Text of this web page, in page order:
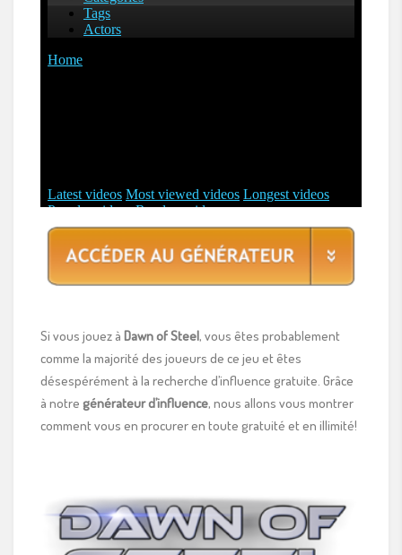
Si vous jouez à Dawn of Steel, vous êtes probablement
comme la majorité des joueurs de ce jeu et êtes
désespérément à la recherche d’influence gratuite. Grâce
à notre générateur d’influence, nous allons vous montrer
comment vous en procurer en toute gratuité et en illimité!